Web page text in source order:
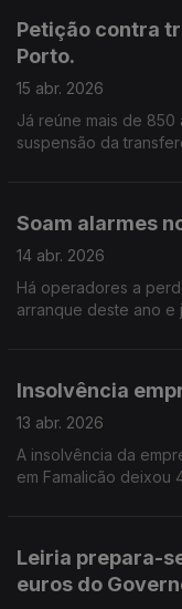
Petição contra
Porto.
15 abr. 2026
Já reúne mais de
suspensão da
Soam alarmes
14 abr. 2026
Há operadores a
arranque deste ano e
Insolvência
13 abr. 2026
A insolvência da
em Famalicão deixou
Leiria prepara-
euros do